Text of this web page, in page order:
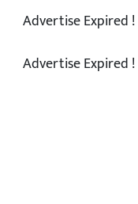
Advertise Expired !
Advertise Expired !